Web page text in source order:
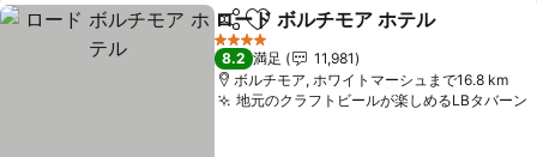
シェアお気に入りに追加
ロード ボルチモア ホテル
4 ホテルのランク
8.2 満足
11,981
ボルチモア, ホワイトマーシュまで16.8 km
地元のクラフトビールが楽しめるLBタバーン